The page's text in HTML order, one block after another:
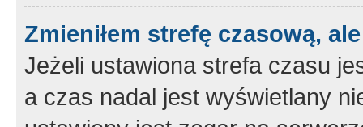
Zmieniłem strefę czasową,
Jeżeli ustawiona strefa czasu
a czas nadal jest wyświetlany